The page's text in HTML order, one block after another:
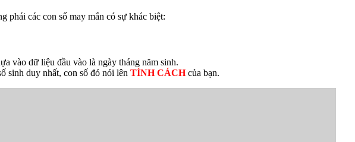
phái các con số may mắn có sự khác biệt:
vào dữ liệu đầu vào là ngày tháng năm sinh.
sinh duy nhất, con số đó nói lên TÍNH CÁCHcủa bạn.